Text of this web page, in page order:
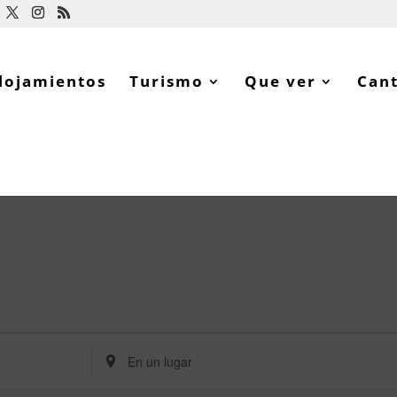
Turismo Que ver
Ingresa